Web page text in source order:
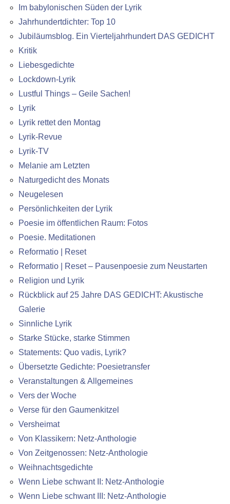
Im babylonischen Süden der Lyrik
Jahrhundertdichter: Top 10
Jubiläumsblog. Ein Vierteljahrhundert DAS GEDICHT
Kritik
Liebesgedichte
Lockdown-Lyrik
Lustful Things – Geile Sachen!
Lyrik
Lyrik rettet den Montag
Lyrik-Revue
Lyrik-TV
Melanie am Letzten
Naturgedicht des Monats
Neugelesen
Persönlichkeiten der Lyrik
Poesie im öffentlichen Raum: Fotos
Poesie. Meditationen
Reformatio | Reset
Reformatio | Reset – Pausenpoesie zum Neustarten
Religion und Lyrik
Rückblick auf 25 Jahre DAS GEDICHT: Akustische
Galerie
Sinnliche Lyrik
Starke Stücke, starke Stimmen
Statements: Quo vadis, Lyrik?
Übersetzte Gedichte: Poesietransfer
Veranstaltungen & Allgemeines
Vers der Woche
Verse für den Gaumenkitzel
Versheimat
Von Klassikern: Netz-Anthologie
Von Zeitgenossen: Netz-Anthologie
Weihnachtsgedichte
Wenn Liebe schwant II: Netz-Anthologie
Wenn Liebe schwant III: Netz-Anthologie